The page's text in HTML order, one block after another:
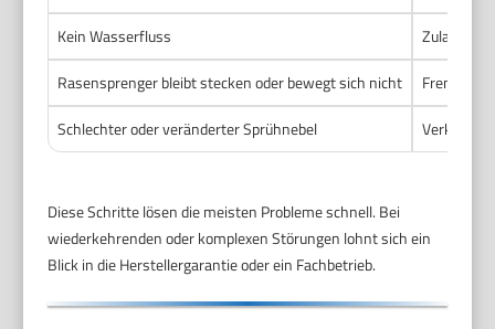
Kein Wasserfluss
Rasensprenger bleibt stecken oder bewegt sich nicht
Schlechter oder veränderter Sprühnebel
Verkalkte
Diese Schritte lösen die meisten Probleme schnell. Bei
wiederkehrenden oder komplexen Störungen lohnt sich ein
Blick in die Herstellergarantie oder ein Fachbetrieb.